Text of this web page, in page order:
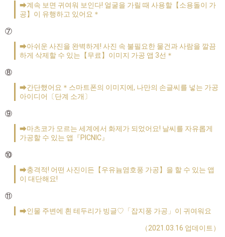
➡계속 보면 귀여워 보인다! 얼굴을 가릴 때 사용할【소용돌이 가
공】이 유행하고 있어요＊
⑦
➡아쉬운 사진을 완벽하게! 사진 속 불필요한 물건과 사람을 깔끔
하게 삭제할 수 있는【무료】이미지 가공 앱 3선＊
⑧
➡간단했어요＊스마트폰의 이미지에, 나만의 손글씨를 넣는 가공
아이디어〔단계 소개〕
⑨
➡마츠코가 모르는 세계에서 화제가 되었어요! 날씨를 자유롭게
가공할 수 있는 앱『PICNIC』
⑩
➡충격적! 어떤 사진이든【우유늄염호풍 가공】을 할 수 있는 앱
이 대단해요!
⑪
➡인물 주변에 흰 테두리가 빙글♡「잡지풍 가공」이 귀여워요
（2021.03.16 업데이트）